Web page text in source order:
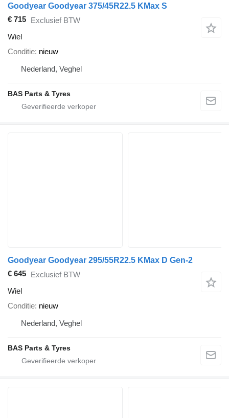
Goodyear Goodyear 375/45R22.5 KMax S
€ 715 Exclusief BTW
Wiel
Conditie nieuw
Nederland, Veghel
BAS Parts & Tyres
Goodyear Goodyear 295/55R22.5 KMax D Gen-2
€ 645 Exclusief BTW
Wiel
Conditie nieuw
Nederland, Veghel
BAS Parts & Tyres